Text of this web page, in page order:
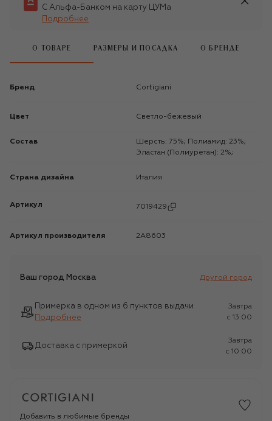
С Альфа-Банком на карту ЦУМа
Подробнее
О ТОВАРЕ РАЗМЕРЫ И ПОСАДКА О БРЕНДЕ
Бренд Cortigiani
Цвет Светло-бежевый
Состав
Шерсть: 75%; Полиамид: 23%;
Эластан (Полиуретан): 2%;
Страна дизайна Италия
Артикул 7019429
Артикул производителя 2A8603
Ваш город Москва Другой город
Примерка в одном из 6 пунктов выдачи
Подробнее
Завтра
c 13:00
Доставка с примеркой
Завтра
c 10:00
Добавить в любимые бренды